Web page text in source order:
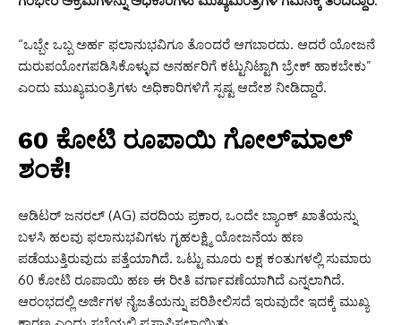
“ಒಬ್ಬೇ ಒಬ್ಬ ಅರ್ಹ ಫಲಾನುಭವಿಗೂ ತೊಂದರೆ ಆಗಬಾರದು. ಆದರೆ ಯೋಜನೆ
ದುರುಪಯೋಗಪಡಿಸಿಕೊಳ್ಳುವ ಅನರ್ಹರಿಗೆ ಕಟ್ಟುನಿಟ್ಟಾಗಿ ಬ್ರೇಕ್ ಹಾಕಬೇಕು”
ಎಂದು ಮುಖ್ಯಮಂತ್ರಿಗಳು ಅಧಿಕಾರಿಗಳಿಗೆ ಸ್ಪಷ್ಟ ಆದೇಶ ನೀಡಿದ್ದಾರೆ.
60 ಕೋಟಿ ರೂಪಾಯಿ ಗೋಲ್‌ಮಾಲ್
ಶಂಕೆ!
ಆಡಿಟರ್ ಜನರಲ್ (AG) ವರದಿಯ ಪ್ರಕಾರ, ಒಂದೇ ಬ್ಯಾಂಕ್ ಖಾತೆಯನ್ನು
ಬಳಸಿ ಹಲವು ಫಲಾನುಭವಿಗಳು ಗೃಹಲಕ್ಷ್ಮಿ ಯೋಜನೆಯ ಹಣ
ಪಡೆಯುತ್ತಿರುವುದು ಪತ್ತೆಯಾಗಿದೆ. ಒಟ್ಟು ಮೂರು ಲಕ್ಷ ಕಂತುಗಳಲ್ಲಿ ಸುಮಾರು
60 ಕೋಟಿ ರೂಪಾಯಿ ಹಣ ಈ ರೀತಿ ವರ್ಗಾವಣೆಯಾಗಿದೆ ಎನ್ನಲಾಗಿದೆ.
ಆರಂಭದಲ್ಲಿ ಅರ್ಜಿಗಳ ನೈಜತೆಯನ್ನು ಪರಿಶೀಲಿಸದೆ ಇರುವುದೇ ಇದಕ್ಕೆ ಮುಖ್ಯ